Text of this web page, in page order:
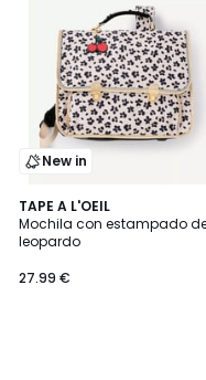
New in
TAPE A L'OEIL
Mochila con estampado
leopardo
27.99 €